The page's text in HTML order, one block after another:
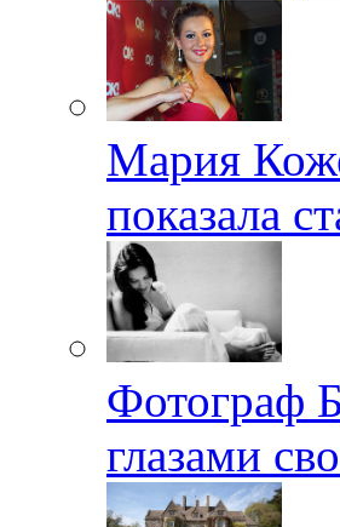
Мария
показала
Фотограф
глазами